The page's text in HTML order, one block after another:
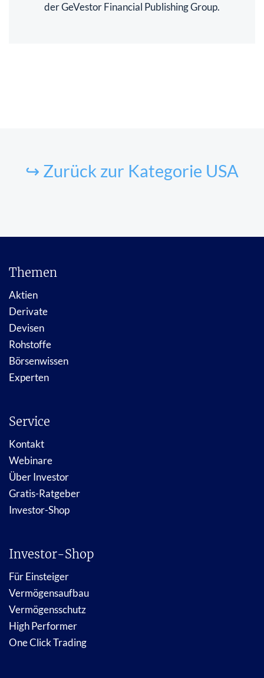
der GeVestor Financial Publishing Group.
↪ Zurück zur Kategorie USA
Themen
Aktien
Derivate
Devisen
Rohstoffe
Börsenwissen
Experten
Service
Kontakt
Webinare
Über Investor
Gratis-Ratgeber
Investor-Shop
Investor-Shop
Für Einsteiger
Vermögensaufbau
Vermögensschutz
High Performer
One Click Trading